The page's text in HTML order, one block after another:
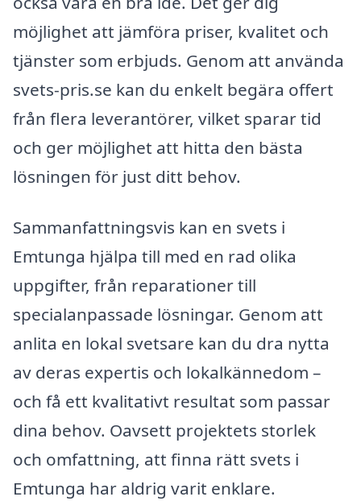
möjlighet att jämföra priser, kvalitet och
tjänster som erbjuds. Genom att använda
svets-pris.se kan du enkelt begära offert
från flera leverantörer, vilket sparar tid
och ger möjlighet att hitta den bästa
lösningen för just ditt behov.
Sammanfattningsvis kan en svets i
Emtunga hjälpa till med en rad olika
uppgifter, från reparationer till
specialanpassade lösningar. Genom att
anlita en lokal svetsare kan du dra nytta
av deras expertis och lokalkännedom –
och få ett kvalitativt resultat som passar
dina behov. Oavsett projektets storlek
och omfattning, att finna rätt svets i
Emtunga har aldrig varit enklare.